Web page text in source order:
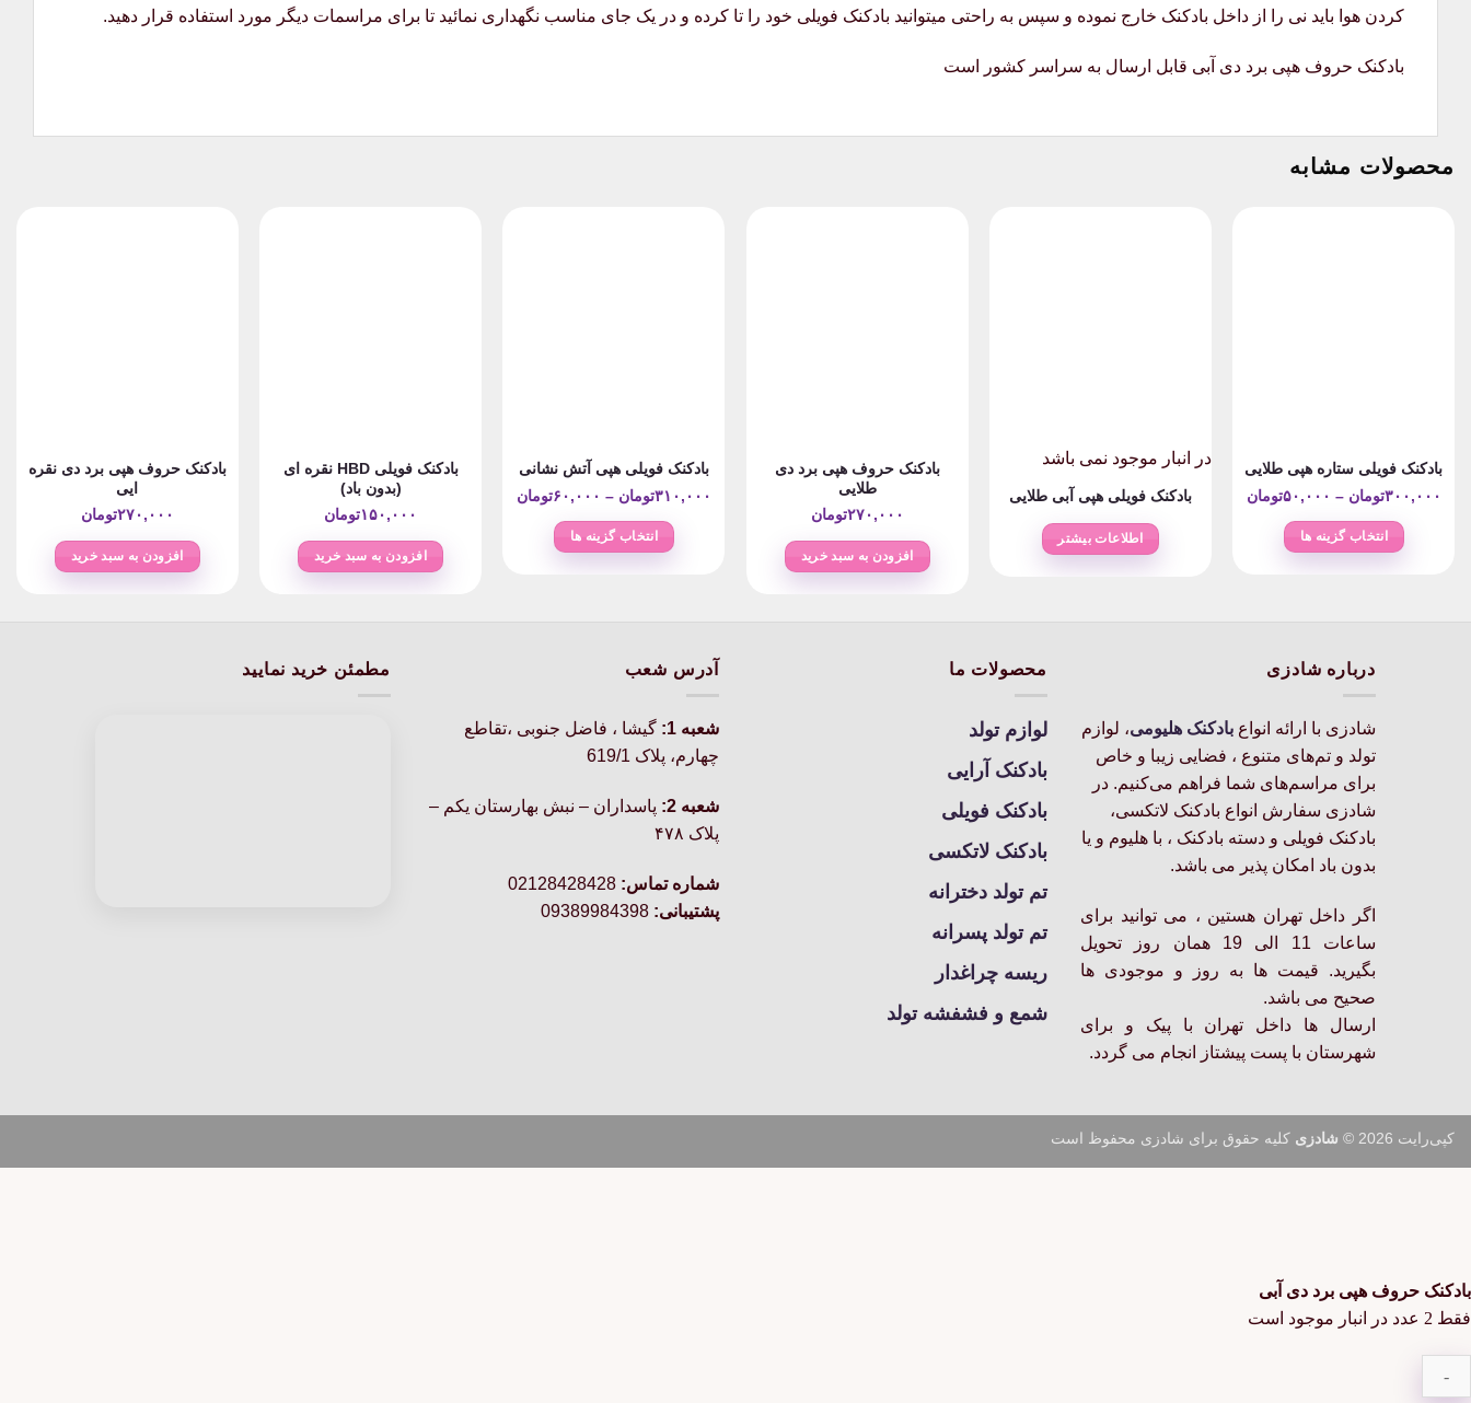
کردن هوا باید نی را از داخل بادکنک خارج نموده و سپس به راحتی میتوانید بادکنک فویلی خود را تا کرده و در یک جای مناسب نگهداری نمائید تا برای مراسمات دیگر مورد استفاده قرار دهید.
بادکنک حروف هپی برد دی آبی قابل ارسال به سراسر کشور است
محصولات مشابه
بادکنک فویلی ستاره هپی طلایی
۳۰۰,۰۰۰تومان – ۵۰,۰۰۰تومان
انتخاب گزینه ها
مختلفی
گزینه
ها
ممکن
است
در
صفحه
انتخاب
شوند
در انبار موجود نمی باشد
بادکنک فویلی هپی آبی طلایی
اطلاعات بیشتر
بادکنک حروف هپی برد دی
طلایی
۲۷۰,۰۰۰تومان
افزودن به سبد خرید
بادکنک فویلی هپی آتش نشانی
۳۱۰,۰۰۰تومان – ۶۰,۰۰۰تومان
۶۰,۰۰۰تومان
انتخاب گزینه ها
گزینه
ها
است
محصول
انتخاب
بادکنک فویلی HBD نقره ای
(بدون باد)
۱۵۰,۰۰۰تومان
افزودن به سبد خرید
بادکنک حروف هپی برد دی نقره
ایی
۲۷۰,۰۰۰تومان
افزودن به سبد خرید
درباره شادزی
شادزی با ارائه انواع بادکنک‌ هلیومی، لوازم
تولد و تم‌های متنوع ، فضایی زیبا و خاص
برای مراسم‌های شما فراهم می‌کنیم. در
شادزی سفارش انواع بادکنک لاتکسی،
بادکنک فویلی و دسته بادکنک ، با هلیوم و یا
بدون باد امکان پذیر می باشد.
اگر داخل تهران هستین ، می توانید برای
ساعات 11 الی 19 همان روز تحویل
بگیرید. قیمت ها به روز و موجودی ها
صحیح می باشد.
ارسال ها داخل تهران با پیک و برای
شهرستان با پست پیشتاز انجام می گردد.
محصولات ما
لوازم تولد
بادکنک آرایی
بادکنک فویلی
بادکنک لاتکسی
تم تولد دخترانه
تم تولد پسرانه
ریسه چراغدار
شمع و فشفشه تولد
آدرس شعب
شعبه 1:
گيشا ، فاضل جنوبی ،تقاطع
چهارم، پلاک 619/1
شعبه 2:
پاسداران – نبش بهارستان یکم –
پلاک ۴۷۸
شماره تماس:
پشتیبانی:
مطمئن خرید نمایید
کپی‌رایت 2026 © شادزی کلیه حقوق برای شادزی محفوظ است
بادکنک حروف هپی برد دی آبی
فقط 2 عدد در انبار موجود است